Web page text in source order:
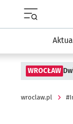
WROCŁAW
wroclaw.pl